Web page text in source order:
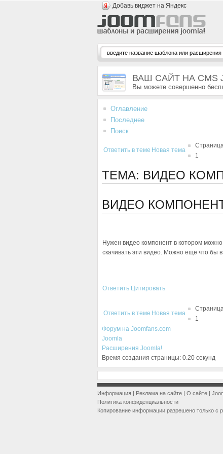
Добавь виджет на Яндекс
ВАШ САЙТ НА CMS
Вы можете совершенно
Оглавление
Последнее
Поиск
Ответить в теме Новая тема
1
ТЕМА: ВИДЕО
ВИДЕО
Нужен видео компонент в котором
скачивать эти видео. Можно еще что бы
Ответить Цитировать
Ответить в теме Новая тема
1
Форум на Joomfans.com
Joomla
Расширения Joomla!
Время создания страницы: 0.20 секунд
Информация | Реклама на сайте | О сайте |
Политика конфиденциальности
Копирование информации разрешено только с